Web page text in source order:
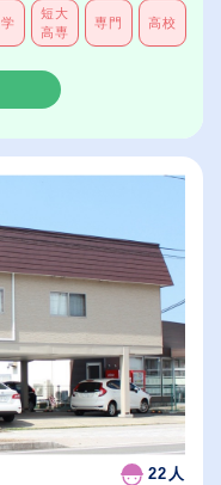
短大
高専
専門 高校
22人